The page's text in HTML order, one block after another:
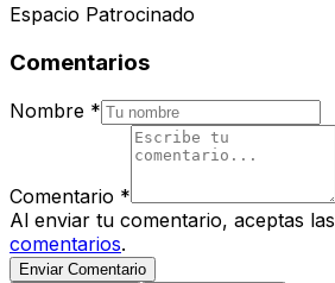
Espacio Patrocinado
Comentarios
Nombre *
Comentario *
Al enviar tu comentario, aceptas las
comentarios.
Enviar Comentario